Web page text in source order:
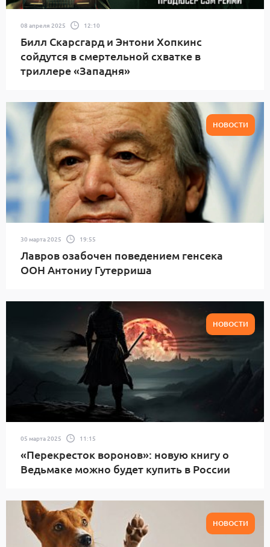
08 апреля 2025 12:10
Билл Скарсгард и Энтони Хопкинс
сойдутся в смертельной схватке в
триллере «Западня»
НОВОСТИ
30 марта 2025 19:55
Лавров озабочен поведением генсека
ООН Антониу Гутерриша
НОВОСТИ
05 марта 2025 11:15
«Перекресток воронов»: новую книгу о
Ведьмаке можно будет купить в России
НОВОСТИ